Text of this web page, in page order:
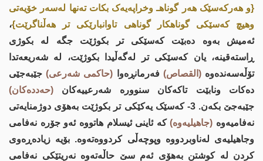
{و ھەرکەسێک ھەر گوناھـ وخراپەیەک بکات تەنھا لەسەر خۆیەتی
وھیچ کەسێکی گوناھکار گوناھی تاوانبارێکی تر ھەڵناگرێت}،
ئەمیش بەوە دەبێت کەسێکی تر بکوژێت جگە لە بکوژی
ڕاستەقینە، یان کەسێکی تر لەگەڵیدا بکوژێت، لە شەریعەتدا
تۆڵەسەندەوە(القصاص) فەرمانڕەوا (حاکمی شەرعی)جێبەجێی
دەکات ونابێت تاکەکان سنوورە شەرعییەکان (حەددەکان)
جێبەجێ بکەن. 3- کەسێک یەکێکی تر بکوژێت بەهۆی دوژمنایەتی
نەفامیەوە (جاهیلیەوە)کە ئاینی ئیسلام هاتووە ئەو جۆرە نەفامی
وجاهیلیەى لەناوبردووە وپوچەڵی کردووەتەوە. بۆیە زیادەڕەوی
کردن لە کوشتن بەهۆی ئەم سێ حاڵەتەوە نەریتێکی نەفامی